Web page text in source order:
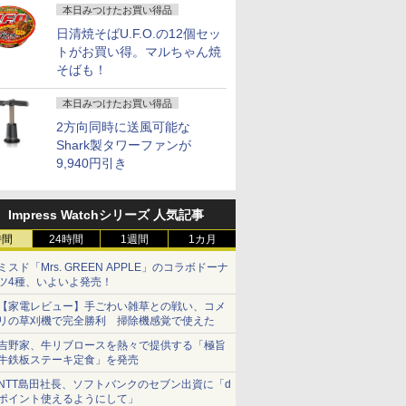
本日みつけたお買い得品
日清焼そばU.F.O.の12個セッ
トがお買い得。マルちゃん焼
そばも！
本日みつけたお買い得品
2方向同時に送風可能な
Shark製タワーファンが
9,940円引き
Impress Watchシリーズ 人気記事
24時間 1週間 1カ月
スド「Mrs. GREEN APPLE」のコラボドーナ
4種、いよいよ発売！
家電レビュー】手ごわい雑草との戦い、コメ
の草刈機で完全勝利 掃除機感覚で使えた
野家、牛リブロースを熱々で提供する「極旨
鉄板ステーキ定食」を発売
島田社長、ソフトバンクのセブン出資に「d
イント使えるようにして」